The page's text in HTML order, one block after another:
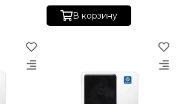
В корзину